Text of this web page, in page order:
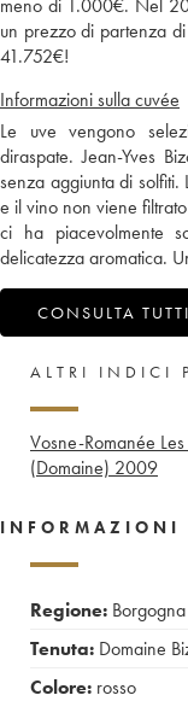
meno di 1.000€. Nel
un prezzo di partenza
41.752€!
Informazioni sulla cuvée
Le uve vengono
diraspate. Jean-Yves
senza aggiunta di
e il vino non viene
ci ha piacevolmente
delicatezza aromatica.
CONSULTA
ALTRI INDICI
Vosne-Romanée
(Domaine) 2009
INFORMAZIONI
Regione: Borgogna
Tenuta: Domaine
Colore: rosso